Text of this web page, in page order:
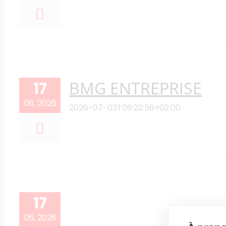
17
06, 2026
BMG ENTREPRISE
2026-07-03T06:22:56+02:00
17
06, 2026